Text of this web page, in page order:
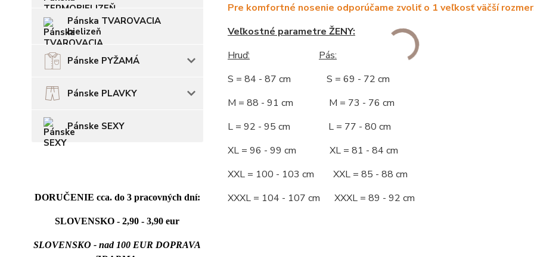
Pánska TVAROVACIA
bielizeň
Pánske PYŽAMÁ
Pánske PLAVKY
Pánske SEXY
DORUČENIE cca. do 3 pracovných dní:
SLOVENSKO - 2,90 - 3,90 eur
SLOVENSKO - nad 100 EUR DOPRAVA
Pre komfortné nosenie odporúčame zvoliť o 1 veľkosť väčší
Veľkostné parametre ŽENY:
Hruď:
Pás:
S = 84 - 87 cm S = 69 - 72 cm
M = 88 - 91 cm M = 73 - 76 cm
L = 92 - 95 cm L = 77 - 80 cm
XL = 96 - 99 cm XL = 81 - 84 cm
XXL = 100 - 103 cm XXL = 85 - 88 cm
XXXL = 104 - 107 cm XXXL = 89 - 92 cm